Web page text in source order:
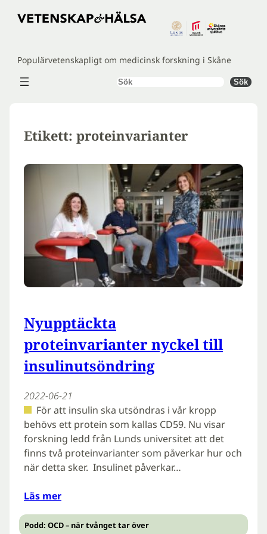
Hoppa
Populärvetenskapligt om medicinsk forskning i Skåne
Sök Sök
Etikett: proteinvarianter
Nyupptäckta
proteinvarianter nyckel till
insulinutsöndring
2022-06-21
För att insulin ska utsöndras i vår kropp
behövs ett protein som kallas CD59. Nu visar
forskning ledd från Lunds universitet att det
finns två proteinvarianter som påverkar hur och
när detta sker. Insulinet påverkar…
Läs mer
Podd: OCD – när tvånget tar över